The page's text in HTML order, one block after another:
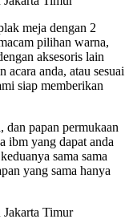
meja dengan 2
pilihan warna,
aksesoris lain
acara anda, atau sesuai
siap memberikan
papan permukaan
ibm yang dapat anda
sama sama
yang sama hanya